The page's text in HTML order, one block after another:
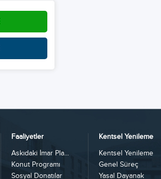
Faaliyetler
Askıdaki İmar Pla...
Konut Programı
Sosyal Donatılar
Kentsel Yenileme
Kentsel Yenileme
Genel Süreç
Yasal Dayanak